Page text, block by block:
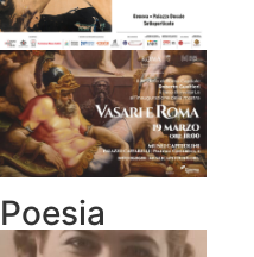
Poesia